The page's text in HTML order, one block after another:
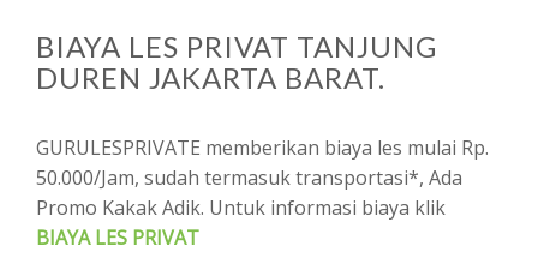
BIAYA LES PRIVAT TANJUNG
DUREN JAKARTA BARAT.
GURULESPRIVATE memberikan biaya les mulai Rp.
50.000/Jam, sudah termasuk transportasi*, Ada
Promo Kakak Adik. Untuk informasi biaya klik
BIAYA LES PRIVAT